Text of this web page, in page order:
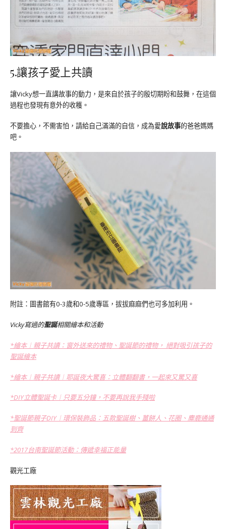
5.讓孩子愛上共讀
讓Vicky想一直講故事的動力，是來自於孩子的殷切期盼和鼓舞，在這個
過程也發現有意外的收穫。
不要擔心，不需害怕，請給自己滿滿的自信，成為愛說故事的爸爸媽媽
吧。
附註：圖書館有0-3歲和0-5歲專區，拔拔麻麻們也可多加利用。
Vicky寫過的聖誕相關繪本和活動
*繪本︱親子共讀：窗外送來的禮物、聖誕節的禮物， 絕對吸引孩子的
聖誕繪本
*繪本︱親子共讀︱耶誕夜大驚喜：立體翻翻書，一起來又驚又喜
*DIY立體聖誕卡︱只要五分鐘，不要再說我手殘啦
*聖誕節親子DIY︱環保裝飾品：五款聖誕樹、薑餅人、花圈、麋鹿通通
到齊
*2017台南聖誕節活動：傳遞幸福正能量
觀光工廠